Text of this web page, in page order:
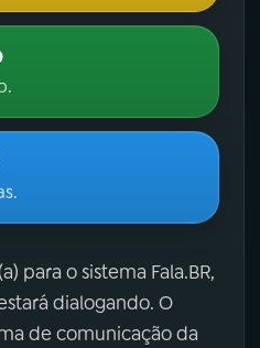
para o sistema Fala.BR,
dialogando. O
de comunicação da